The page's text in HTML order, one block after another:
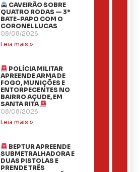
CAVEIRÃO SOBRE
QUATRO RODAS — 3º
BATE-PAPO COM O
CORONEL LUCAS
08/08/2026
Leia mais »
POLÍCIA MILITAR
APREENDE ARMA DE
FOGO, MUNIÇÕES E
ENTORPECENTES NO
BAIRRO AÇUDE, EM
SANTA RITA
08/08/2026
Leia mais »
BEPTUR APREENDE
SUBMETRALHADORA E
DUAS PISTOLAS E
PRENDE TRÊS